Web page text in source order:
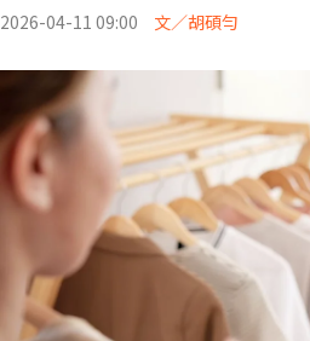
2026-04-11 09:00 文／胡碩勻